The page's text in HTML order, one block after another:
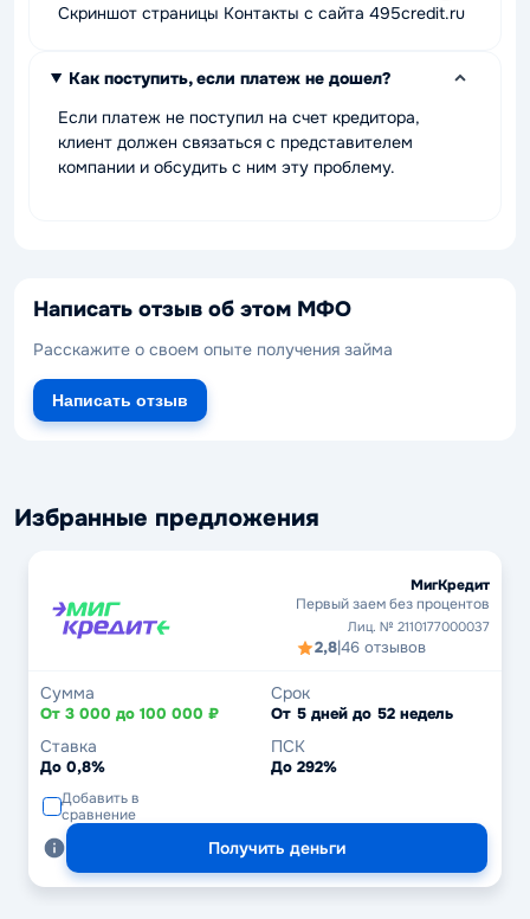
Скриншот страницы Контакты с сайта 495credit.ru
Как поступить, если платеж не дошел?
Если платеж не поступил на счет кредитора,
клиент должен связаться с представителем
компании и обсудить с ним эту проблему.
Написать отзыв об этом МФО
Расскажите о своем опыте получения займа
Написать отзыв
Избранные предложения
МигКредит
Первый заем без процентов
Лиц. № 2110177000037
2,8|46 отзывов
Сумма
От 3 000 до 100 000 ₽
Срок
От 5 дней до 52 недель
Ставка
До 0,8%
ПСК
До 292%
Добавить в
сравнение
Получить деньги